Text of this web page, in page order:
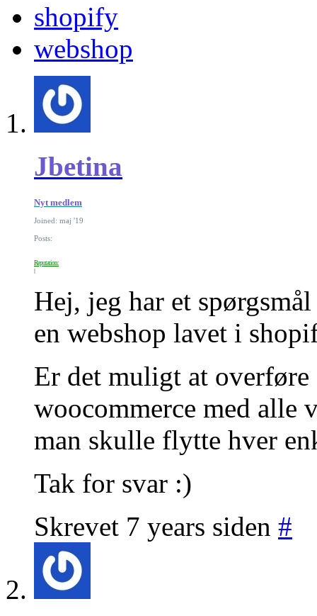
shopify
webshop
Jbetina
Nyt medlem
Joined: maj '19
Posts:
Reputation:
Hej, jeg har et
en webshop lavet i
Er det muligt at
woocommerce med alle
man skulle flytte hver
Tak for svar :)
Skrevet 7 years siden #